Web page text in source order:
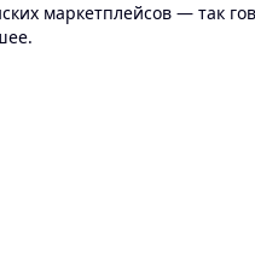
маркетплейсов — так